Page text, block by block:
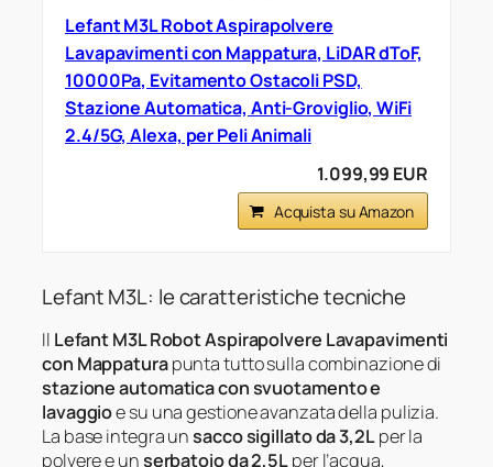
Lefant M3L Robot Aspirapolvere
Lavapavimenti con Mappatura, LiDAR dToF,
10000Pa, Evitamento Ostacoli PSD,
Stazione Automatica, Anti-Groviglio, WiFi
2.4/5G, Alexa, per Peli Animali
1.099,99 EUR
Acquista su Amazon
Lefant M3L: le caratteristiche tecniche
Il Lefant M3L Robot Aspirapolvere Lavapavimenti
con Mappaturapunta tutto sulla combinazione di
stazione automatica con svuotamento e
lavaggioe su una gestione avanzata della pulizia.
La base integra unsacco sigillato da 3,2Lper la
polvere e unserbatoio da 2,5Lper l’acqua,